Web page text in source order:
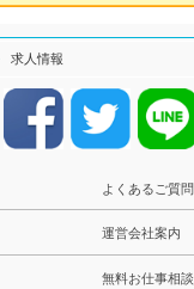
求人情報
よくあるご質問
運営会社案内
無料お仕事相談